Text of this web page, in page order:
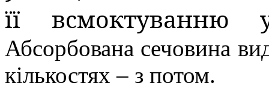
її всмоктуванню
Абсорбована сечовина
кількостях – з потом.